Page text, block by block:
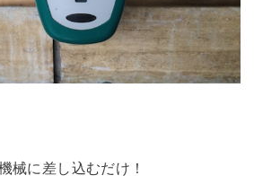
械に差し込むだけ！